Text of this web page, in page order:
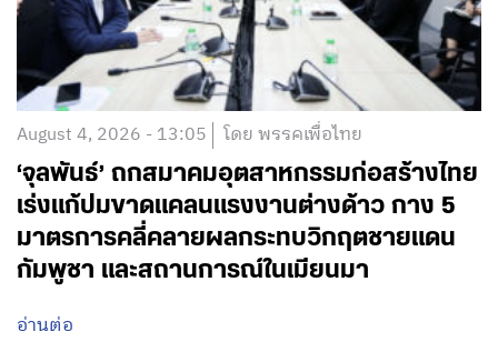
August 4, 2026 - 13:05 โดย พรรคเพื่อไทย
‘จุลพันธ์’ ถกสมาคมอุตสาหกรรมก่อสร้างไทย
เร่งแก้ปมขาดแคลนแรงงานต่างด้าว กาง 5
มาตรการคลี่คลายผลกระทบวิกฤตชายแดน
กัมพูชา และสถานการณ์ในเมียนมา
อ่านต่อ